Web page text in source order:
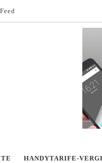
HANDYTARIFE-